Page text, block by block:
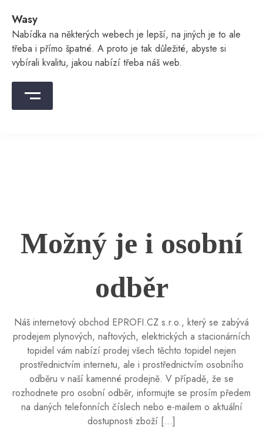
content
Wasy
Nabídka na některých webech je lepší, na jiných je to ale
třeba i přímo špatné. A proto je tak důležité, abyste si
vybírali kvalitu, jakou nabízí třeba náš web.
Možný je i osobní
odběr
Náš internetový obchod EPROFI.CZ s.r.o., který se zabývá
prodejem plynových, naftových, elektrických a stacionárních
topidel vám nabízí prodej všech těchto topidel nejen
prostřednictvím internetu, ale i prostřednictvím osobního
odběru v naší kamenné prodejně. V případě, že se
rozhodnete pro osobní odběr, informujte se prosím předem
na daných telefonních číslech nebo e-mailem o aktuální
dostupnosti zboží […]